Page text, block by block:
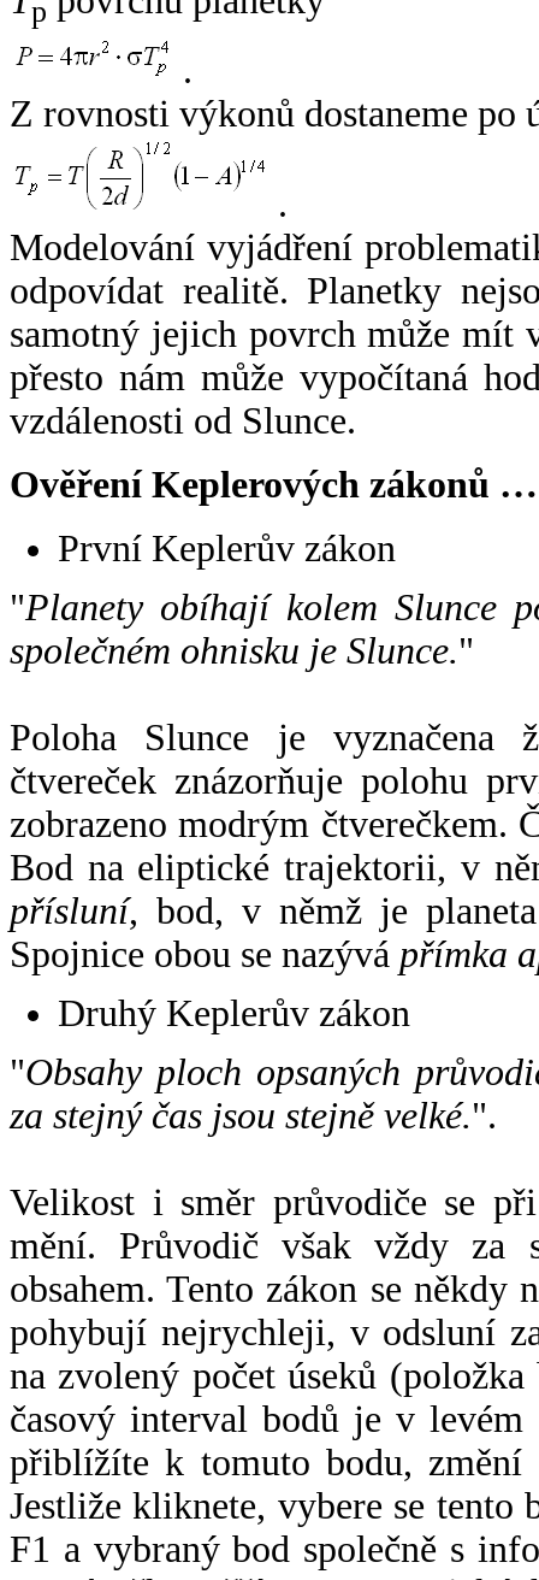
p
.
Z rovnosti výkonů dostaneme po
.
Modelování vyjádření
odpovídat realitě. Planetky
samotný jejich povrch může mít
přesto nám může vypočítaná
vzdálenosti od Slunce.
Ověření Keplerových zákonů …
První Keplerův zákon
"Planety obíhají kolem Slunce
společném ohnisku je Slunce."
Poloha Slunce je vyznačena
čtvereček znázorňuje polohu
zobrazeno modrým čtverečkem.
Bod na eliptické trajektorii, v
přísluní, bod, v němž je
Spojnice obou se nazývá přímka
Druhý Keplerův zákon
"Obsahy ploch opsaných
za stejný čas jsou stejně velké.".
Velikost i směr průvodiče se
mění. Průvodič však vždy za
obsahem. Tento zákon se někdy
pohybují nejrychleji, v odsluní
na zvolený počet úseků
časový interval bodů je v
přiblížíte k tomuto bodu,
Jestliže kliknete, vybere se tento
F1 a vybraný bod společně s